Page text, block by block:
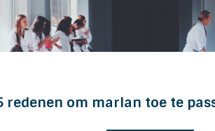
redenen om marlan toe te